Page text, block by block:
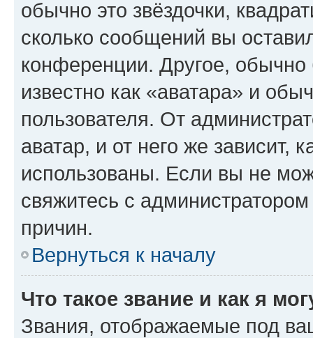
обычно это звёздочки,
сколько сообщений вы
конференции. Другое,
известно как «аватара» и
пользователя. От
аватар, и от него же зависит,
использованы. Если вы не
свяжитесь с
причин.
Вернуться к началу
Что такое звание и как я
Звания, отображаемые под